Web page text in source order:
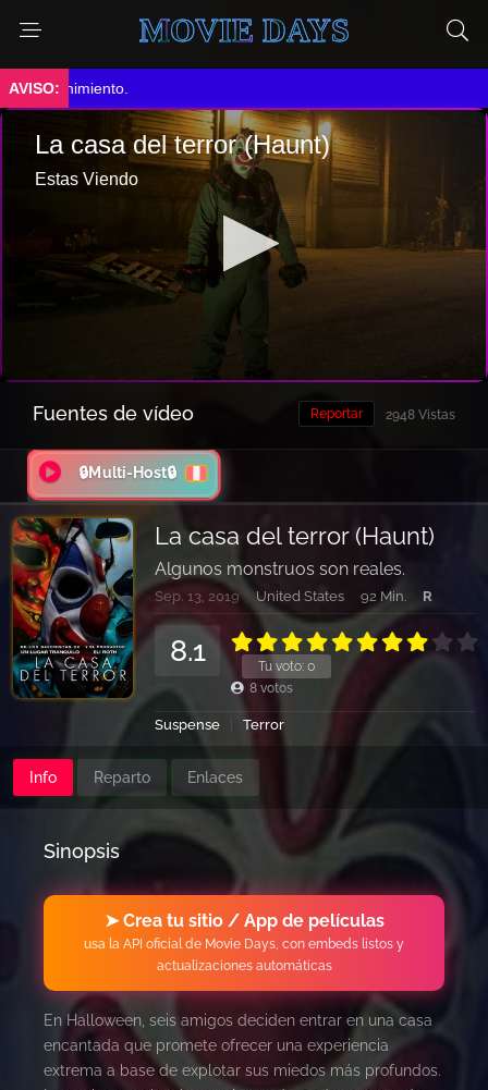
MOVIE DAYS
Fuentes de vídeo 2948 Vistas
Reportar
🔒Multi-Host🔒
La casa del terror (Haunt)
Algunos monstruos son reales.
Sep. 13, 2019 United States 92 Min. R
Tu voto: 0
8.1
8 votos
Suspense Terror
Info Reparto Enlaces
Sinopsis
➤ Crea tu sitio / App de películas
usa la API oficial de Movie Days, con embeds listos y
actualizaciones automáticas
En Halloween, seis amigos deciden entrar en una casa
encantada que promete ofrecer una experiencia
extrema a base de explotar sus miedos más profundos.